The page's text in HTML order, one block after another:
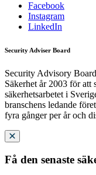
Facebook
Instagram
LinkedIn
Security Adviser Board
Security Advisory
Säkerhet år 2003 för
säkerhetsarbetet i
branschens ledande
fyra gånger per år och
Få den senaste